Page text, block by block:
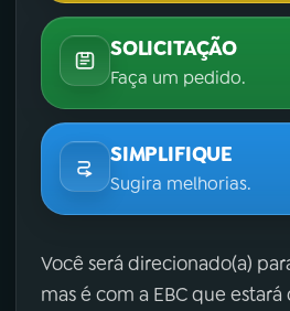
SOLICITAÇÃO
Faça um pedido.
SIMPLIFIQUE
Sugira melhorias.
Você será direcionado(a)
mas é com a EBC que